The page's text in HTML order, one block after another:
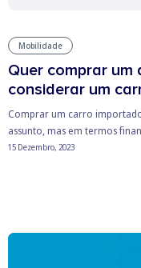
Mobilidade
Quer comprar um
considerar um
Comprar um carro
assunto, mas em termos
15 Dezembro, 2023